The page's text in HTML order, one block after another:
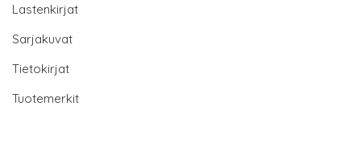
Lastenkirjat
Sarjakuvat
Tietokirjat
Tuotemerkit